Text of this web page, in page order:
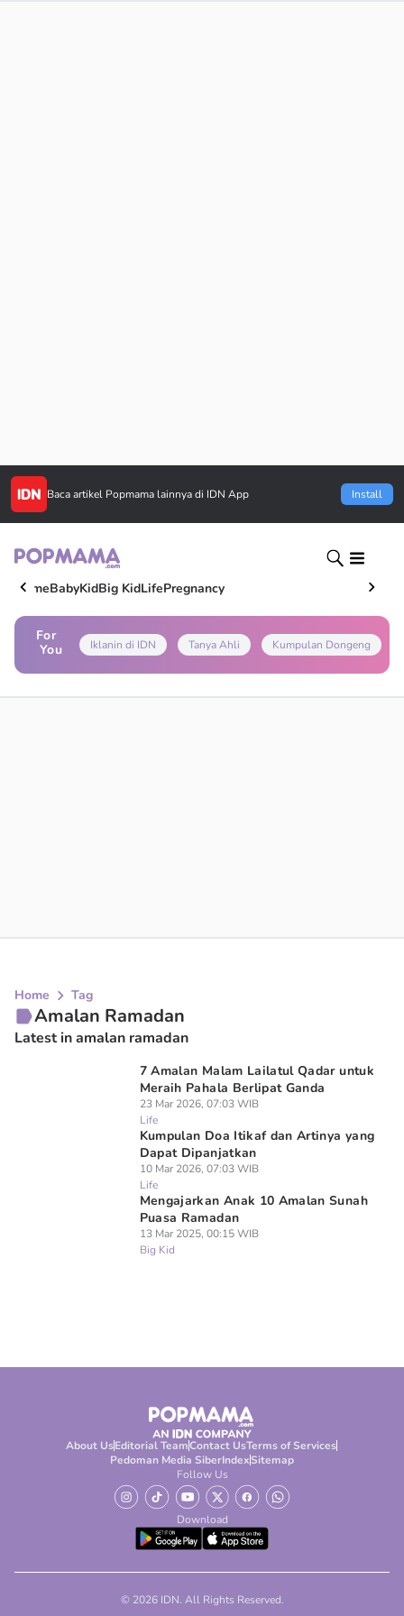
Baca artikel Popmama lainnya di IDN App Install
HomeBabyKidBig KidLifePregnancy
For
You
Iklanin di IDN Tanya Ahli Kumpulan Dongeng
Home Tag
Amalan Ramadan
Latest in amalan ramadan
7 Amalan Malam Lailatul Qadar untuk
Meraih Pahala Berlipat Ganda
23 Mar 2026, 07:03 WIB
Life
Kumpulan Doa Itikaf dan Artinya yang
Dapat Dipanjatkan
10 Mar 2026, 07:03 WIB
Life
Mengajarkan Anak 10 Amalan Sunah
Puasa Ramadan
13 Mar 2025, 00:15 WIB
Big Kid
About UsEditorial TeamContact UsTerms of Services
Pedoman Media SiberIndexSitemap
Follow Us
Download
© 2026 IDN. All Rights Reserved.